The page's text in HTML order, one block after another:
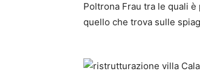
Poltrona Frau tra le quali
quello che trova sulle